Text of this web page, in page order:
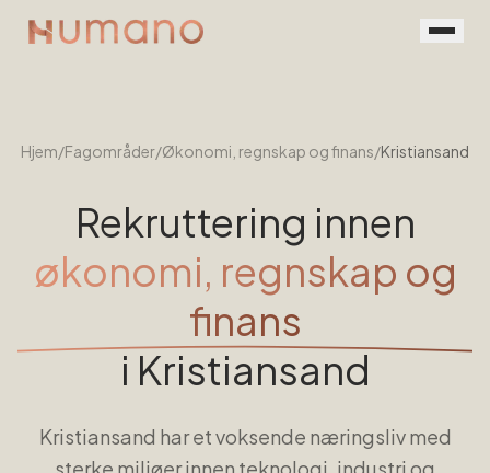
Menneskene
Kontakt
Book en prat
For jobbsøkere
Hjem/Fagområder/Økonomi, regnskap og finans/Kristiansand
Rekruttering innen
økonomi, regnskap og
finans
i Kristiansand
Kristiansand har et voksende næringsliv med